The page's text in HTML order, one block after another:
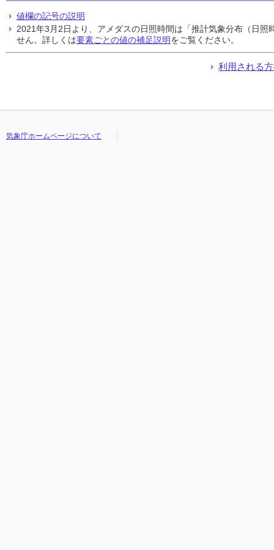
値欄の記号の説明
2021年3月2日より、アメダスの日照時間は「推計気象分布（日
せん。詳しくは要素ごとの値の補足説明をご覧ください。
利用される
気象庁ホームページについて